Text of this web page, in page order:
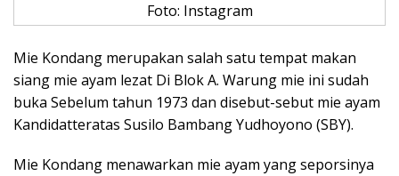
Foto: Instagram
Mie Kondang merupakan salah satu tempat makan
siang mie ayam lezat Di Blok A. Warung mie ini sudah
buka Sebelum tahun 1973 dan disebut-sebut mie ayam
Kandidatteratas Susilo Bambang Yudhoyono (SBY).
Mie Kondang menawarkan mie ayam yang seporsinya